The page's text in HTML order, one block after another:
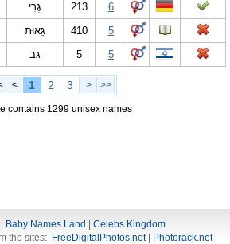
גֶרִי 213
6
גֵּאוּת 410
5
גב 5 5
< 1 2 3 > >>
contains 1299 unisex names
Baby Names Land
Celebs Kingdom
the sites: FreeDigitalPhotos.net| Photorack.net